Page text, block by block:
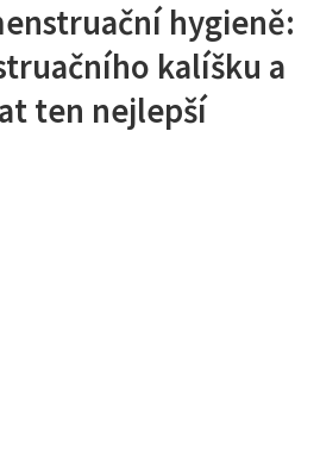
hygieně:
kalíšku a
ten nejlepší